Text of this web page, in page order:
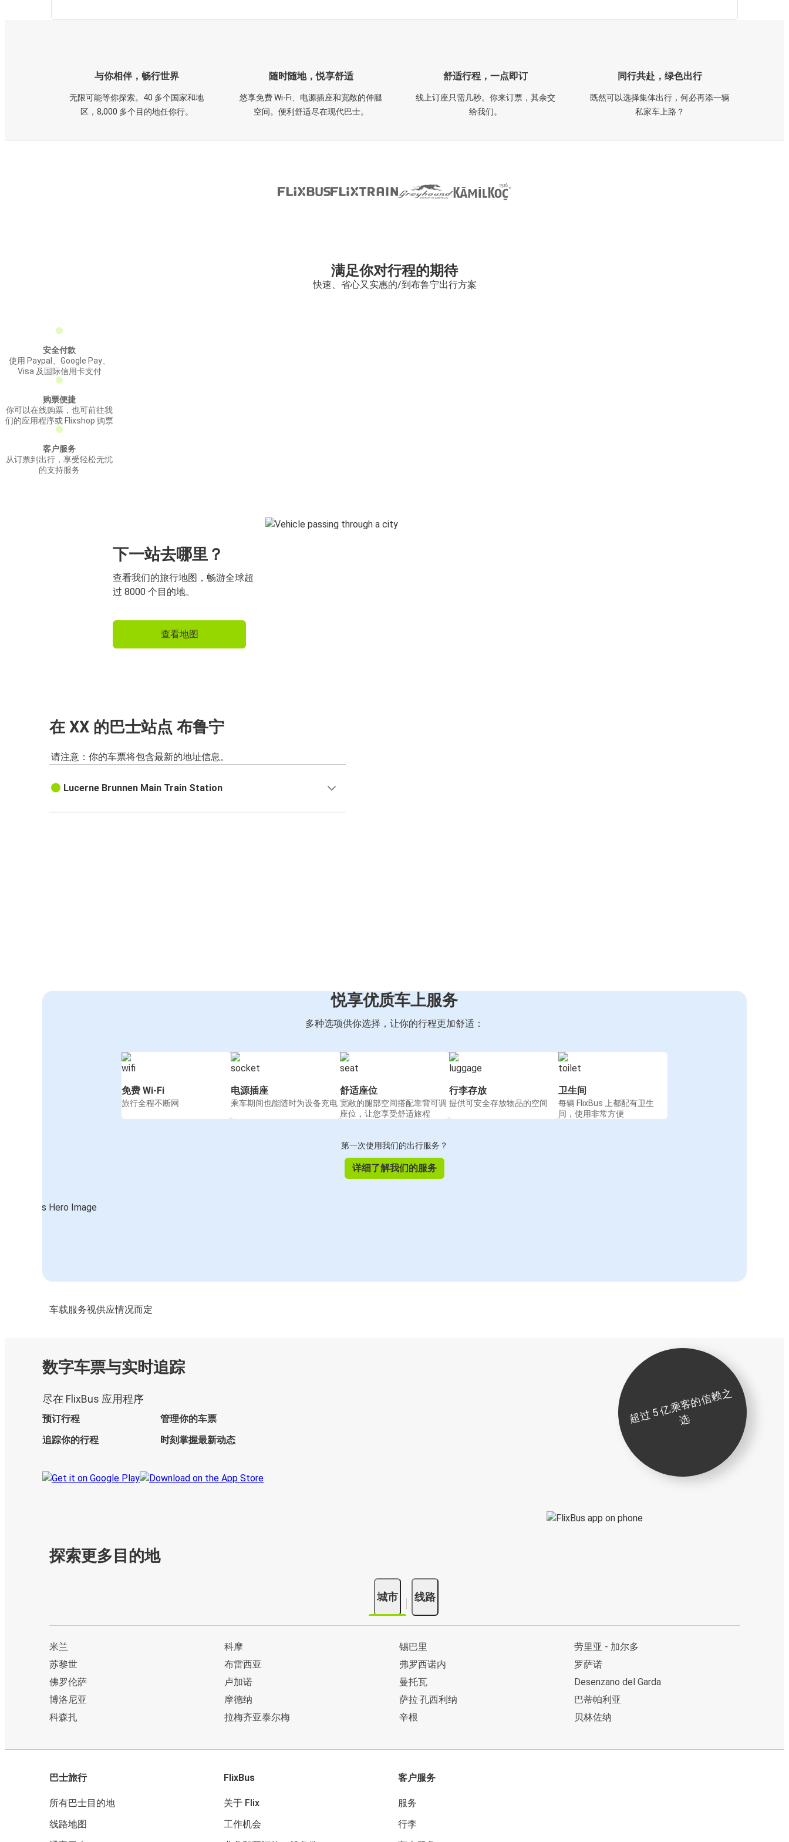
与你相伴，畅行世界
无限可能等你探索。40 多个国家和地
区，8,000 多个目的地任你行。
随时随地，悦享舒适
悠享免费 Wi-Fi、电源插座和宽敞的伸腿
空间。便利舒适尽在现代巴士。
舒适行程，一点即订
线上订座只需几秒。你来订票，其余交
给我们。
同行共赴，绿色出行
既然可以选择集体出行，何必再添一辆
私家车上路？
满足你对行程的期待
快速、省心又实惠的/到布鲁宁出行方案
安全付款
使用 Paypal、Google Pay、
Visa 及国际信用卡支付
购票便捷
你可以在线购票，也可前往我
们的应用程序或 Flixshop 购票
客户服务
从订票到出行，享受轻松无忧
的支持服务
下一站去哪里？
查看我们的旅行地图，畅游全球超
过 8000 个目的地。
查看地图
在 XX 的巴士站点 布鲁宁
请注意：你的车票将包含最新的地址信息。
Lucerne Brunnen Main Train Station
悦享优质车上服务
多种选项供你选择，让你的行程更加舒适：
免费 Wi-Fi
旅行全程不断网
电源插座
乘车期间也能随时为设备充电
舒适座位
宽敞的腿部空间搭配靠背可调
座位，让您享受舒适旅程
行李存放
提供可安全存放物品的空间
卫生间
每辆 FlixBus 上都配有卫生
间，使用非常方便
第一次使用我们的出行服务？
详细了解我们的服务
车载服务视供应情况而定
数字车票与实时追踪
尽在 FlixBus 应用程序
预订行程
管理你的车票
追踪你的行程
时刻掌握最新动态
超
过
5
亿
乘
客
的
信
赖
之
选
探索更多目的地
城市 线路
米兰
苏黎世
佛罗伦萨
博洛尼亚
科森扎
科摩
布雷西亚
卢加诺
摩德纳
拉梅齐亚泰尔梅
锡巴里
弗罗西诺内
曼托瓦
萨拉·孔西利纳
辛根
劳里亚 - 加尔多
罗萨诺
Desenzano del Garda
巴蒂帕利亚
贝林佐纳
巴士旅行
所有巴士目的地
线路地图
FlixBus
关于 Flix
工作机会
客户服务
服务
行李